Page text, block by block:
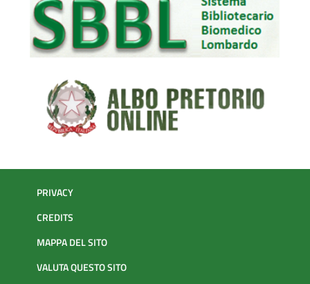
PRIVACY
CREDITS
MAPPA DEL SITO
VALUTA QUESTO SITO